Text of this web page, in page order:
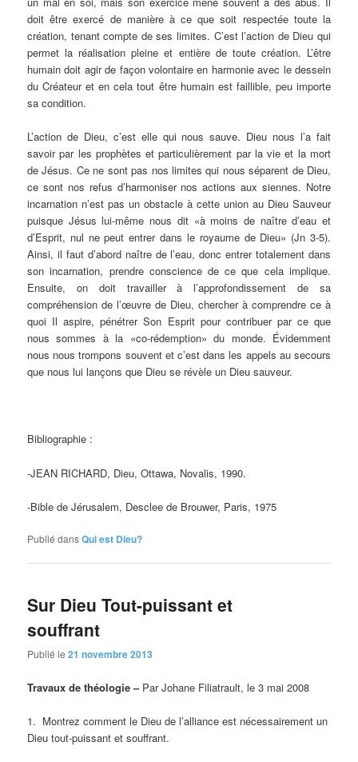
doit être exercé de manière à ce que soit respectée toute la
création, tenant compte de ses limites. C’est l’action de Dieu qui
permet la réalisation pleine et entière de toute création. L’être
humain doit agir de façon volontaire en harmonie avec le dessein
du Créateur et en cela tout être humain est faillible, peu importe
sa condition.
L’action de Dieu, c’est elle qui nous sauve. Dieu nous l’a fait
savoir par les prophètes et particulièrement par la vie et la mort
de Jésus. Ce ne sont pas nos limites qui nous séparent de Dieu,
ce sont nos refus d’harmoniser nos actions aux siennes. Notre
incarnation n’est pas un obstacle à cette union au Dieu Sauveur
puisque Jésus lui-même nous dit «à moins de naître d’eau et
d’Esprit, nul ne peut entrer dans le royaume de Dieu» (Jn 3-5).
Ainsi, il faut d’abord naître de l’eau, donc entrer totalement dans
son incarnation, prendre conscience de ce que cela implique.
Ensuite, on doit travailler à l’approfondissement de sa
compréhension de l’œuvre de Dieu, chercher à comprendre ce à
quoi Il aspire, pénétrer Son Esprit pour contribuer par ce que
nous sommes à la «co-rédemption» du monde. Évidemment
nous nous trompons souvent et c’est dans les appels au secours
que nous lui lançons que Dieu se révèle un Dieu sauveur.
Bibliographie :
-JEAN RICHARD, Dieu, Ottawa, Novalis, 1990.
-Bible de Jérusalem, Desclee de Brouwer, Paris, 1975
Publié dansQui est Dieu?
Sur Dieu Tout-puissant et
souffrant
Publié le21 novembre 2013
Travaux de théologie – Par Johane Filiatrault, le 3 mai 2008
1. Montrez comment le Dieu de l’alliance est nécessairement un
Dieu tout-puissant et souffrant.